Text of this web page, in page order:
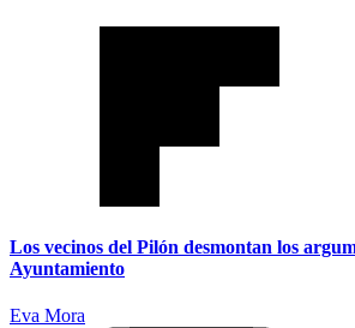
Los vecinos del Pilón desmontan los
Ayuntamiento
Eva Mora